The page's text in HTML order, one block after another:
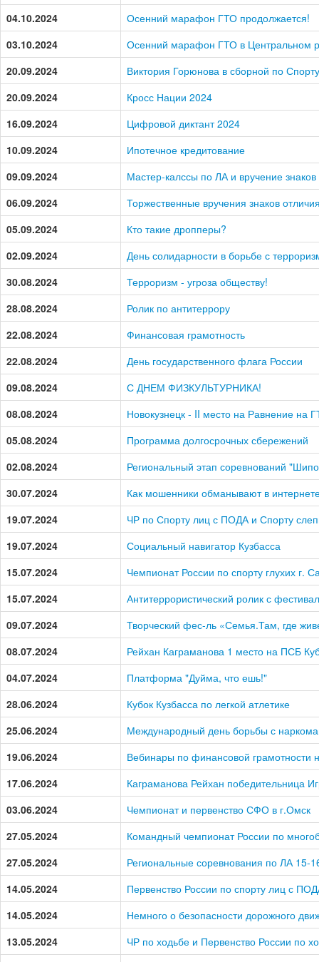
04.10.2024
Осенний марафон ГТО продолжается!
03.10.2024
Осенний марафон ГТО в Центральном
20.09.2024
Виктория Горюнова в сборной по
20.09.2024
Кросс Нации 2024
16.09.2024
Цифровой диктант 2024
10.09.2024
Ипотечное кредитование
09.09.2024
Мастер-калссы по ЛА и вручение
06.09.2024
Торжественные вручения знаков
05.09.2024
Кто такие дропперы?
02.09.2024
День солидарности в борьбе с
30.08.2024
Терроризм - угроза обществу!
28.08.2024
Ролик по антитеррору
22.08.2024
Финансовая грамотность
22.08.2024
День государственного флага России
09.08.2024
С ДНЕМ ФИЗКУЛЬТУРНИКА!
08.08.2024
Новокузнецк - II место на Равнение на
05.08.2024
Программа долгосрочных сбережений
02.08.2024
Региональный этап соревнований
30.07.2024
Как мошенники обманывают в
19.07.2024
ЧР по Спорту лиц с ПОДА и Спорту
19.07.2024
Социальный навигатор Кузбасса
15.07.2024
Чемпионат России по спорту глухих г.
15.07.2024
Антитеррористический ролик с
09.07.2024
Творческий фес-ль «Семья.Там, где
08.07.2024
Рейхан Каграманова 1 место на ПСБ
04.07.2024
Платформа "Дуйма, что ешь!"
28.06.2024
Кубок Кузбасса по легкой атлетике
25.06.2024
Международный день борьбы с
19.06.2024
Вебинары по финансовой грамотности
17.06.2024
Каграманова Рейхан победительница
03.06.2024
Чемпионат и первенство СФО в г.Омск
27.05.2024
Командный чемпионат России по
27.05.2024
Региональные соревнования по ЛА 15-
14.05.2024
Первенство России по спорту лиц с
14.05.2024
Немного о безопасности дорожного
13.05.2024
ЧР по ходьбе и Первенство России по